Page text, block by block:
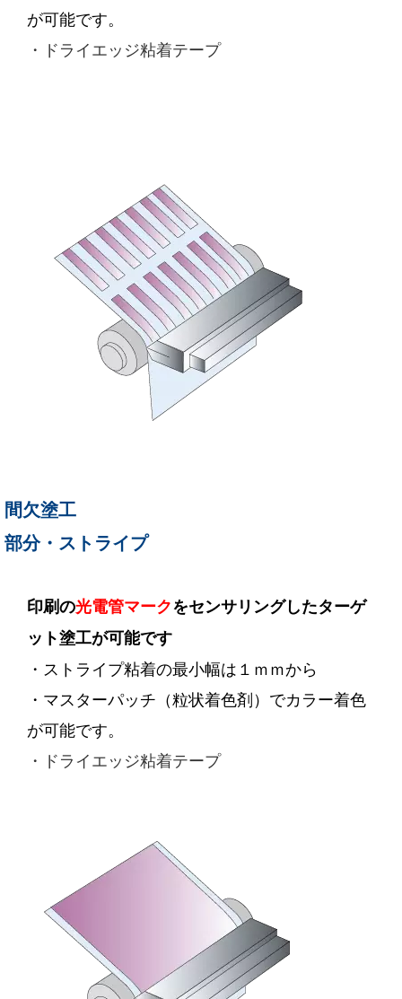
が可能です。
・ドライエッジ粘着テープ
間欠塗工
部分・ストライプ
印刷の光電管マークをセンサリングしたターゲ
ット塗工が可能です
・ストライプ粘着の最小幅は１ｍｍから
・マスターパッチ（粒状着色剤）でカラー着色
が可能です。
・ドライエッジ粘着テープ